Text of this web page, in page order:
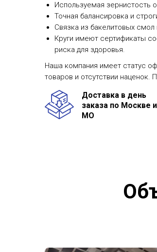
Используемая зернистость
Точная балансировка и
Связка из бакелитовых
Круги имеют сертификаты
риска для здоровья.
Наша компания имеет статус
товаров и отсутствии
Доставка в день
заказа по Москве и
МО